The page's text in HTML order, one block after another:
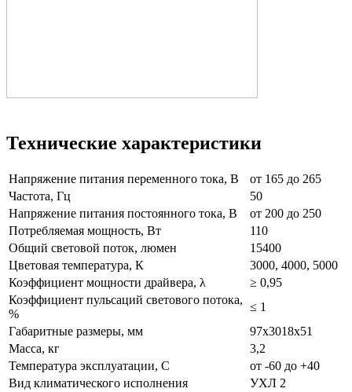
Технические характеристики
Напряжение питания переменного тока, В
от 165 до 265
Частота, Гц
50
Напряжение питания постоянного тока, В
от 200 до 250
Потребляемая мощность, Вт
110
Общий световой поток, люмен
15400
Цветовая температура, К
3000, 4000, 5000
Коэффициент мощности драйвера, λ
≥ 0,95
Коэффициент пульсаций светового потока,
%
≤ 1
Габаритные размеры, мм
97х3018х51
Масса, кг
3,2
Температура эксплуатации, С
от -60 до +40
Вид климатического исполнения
УХЛ 2